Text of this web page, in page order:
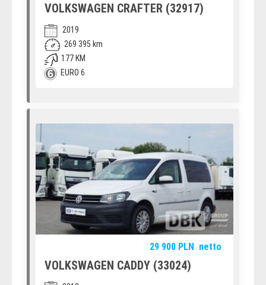
VOLKSWAGEN CRAFTER (32917)
2019
269 395 km
177 KM
EURO 6
29 900 PLN netto
VOLKSWAGEN CADDY (33024)